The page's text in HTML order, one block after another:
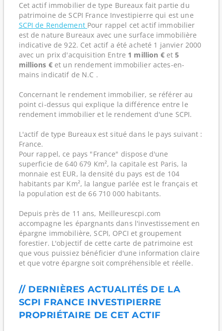
Cet actif immobilier de type Bureaux fait partie du
patrimoine de SCPI France Investipierre qui est une
SCPI de Rendement Pour rappel cet actif immobilier
est de nature Bureaux avec une surface immobilière
indicative de 922. Cet actif a été acheté 1 janvier 2000
avec un prix d'acquisition Entre 1 million €et5
millions €et un rendement immobilier actes-en-
mains indicatif de N.C .
Concernant le rendement immobilier, se référer au
point ci-dessus qui explique la différence entre le
rendement immobilier et le rendement d'une SCPI.
L'actif de type Bureaux est situé dans le pays suivant :
France.
Pour rappel, ce pays "France" dispose d'une
superficie de 640 679 Km², la capitale est Paris, la
monnaie est EUR, la densité du pays est de 104
habitants par Km², la langue parlée est le français et
la population est de 66 710 000 habitants.
Depuis près de 11 ans, Meilleurescpi.com
accompagne les épargnants dans l'investissement en
épargne immobilière, SCPI, OPCI et groupement
forestier. L'objectif de cette carte de patrimoine est
que vous puissiez bénéficier d'une information claire
et que votre épargne soit compréhensible et réelle.
// DERNIÈRES ACTUALITÉS DE LA
SCPI FRANCE INVESTIPIERRE
PROPRIÉTAIRE DE CET ACTIF